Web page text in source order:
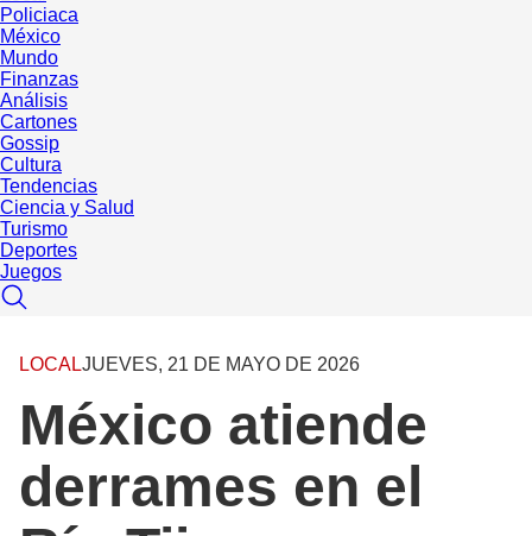
Policiaca
México
Mundo
Finanzas
Análisis
Cartones
Gossip
Cultura
Tendencias
Ciencia y Salud
Turismo
Deportes
Juegos
LOCALJUEVES, 21 DE MAYO DE 2026
México atiende
derrames en el